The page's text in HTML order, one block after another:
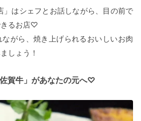
」はシェフとお話しながら、目の前で
きるお店♡
がら、焼き上げられるおいしいお肉
しょう！
賀牛」があなたの元へ♡